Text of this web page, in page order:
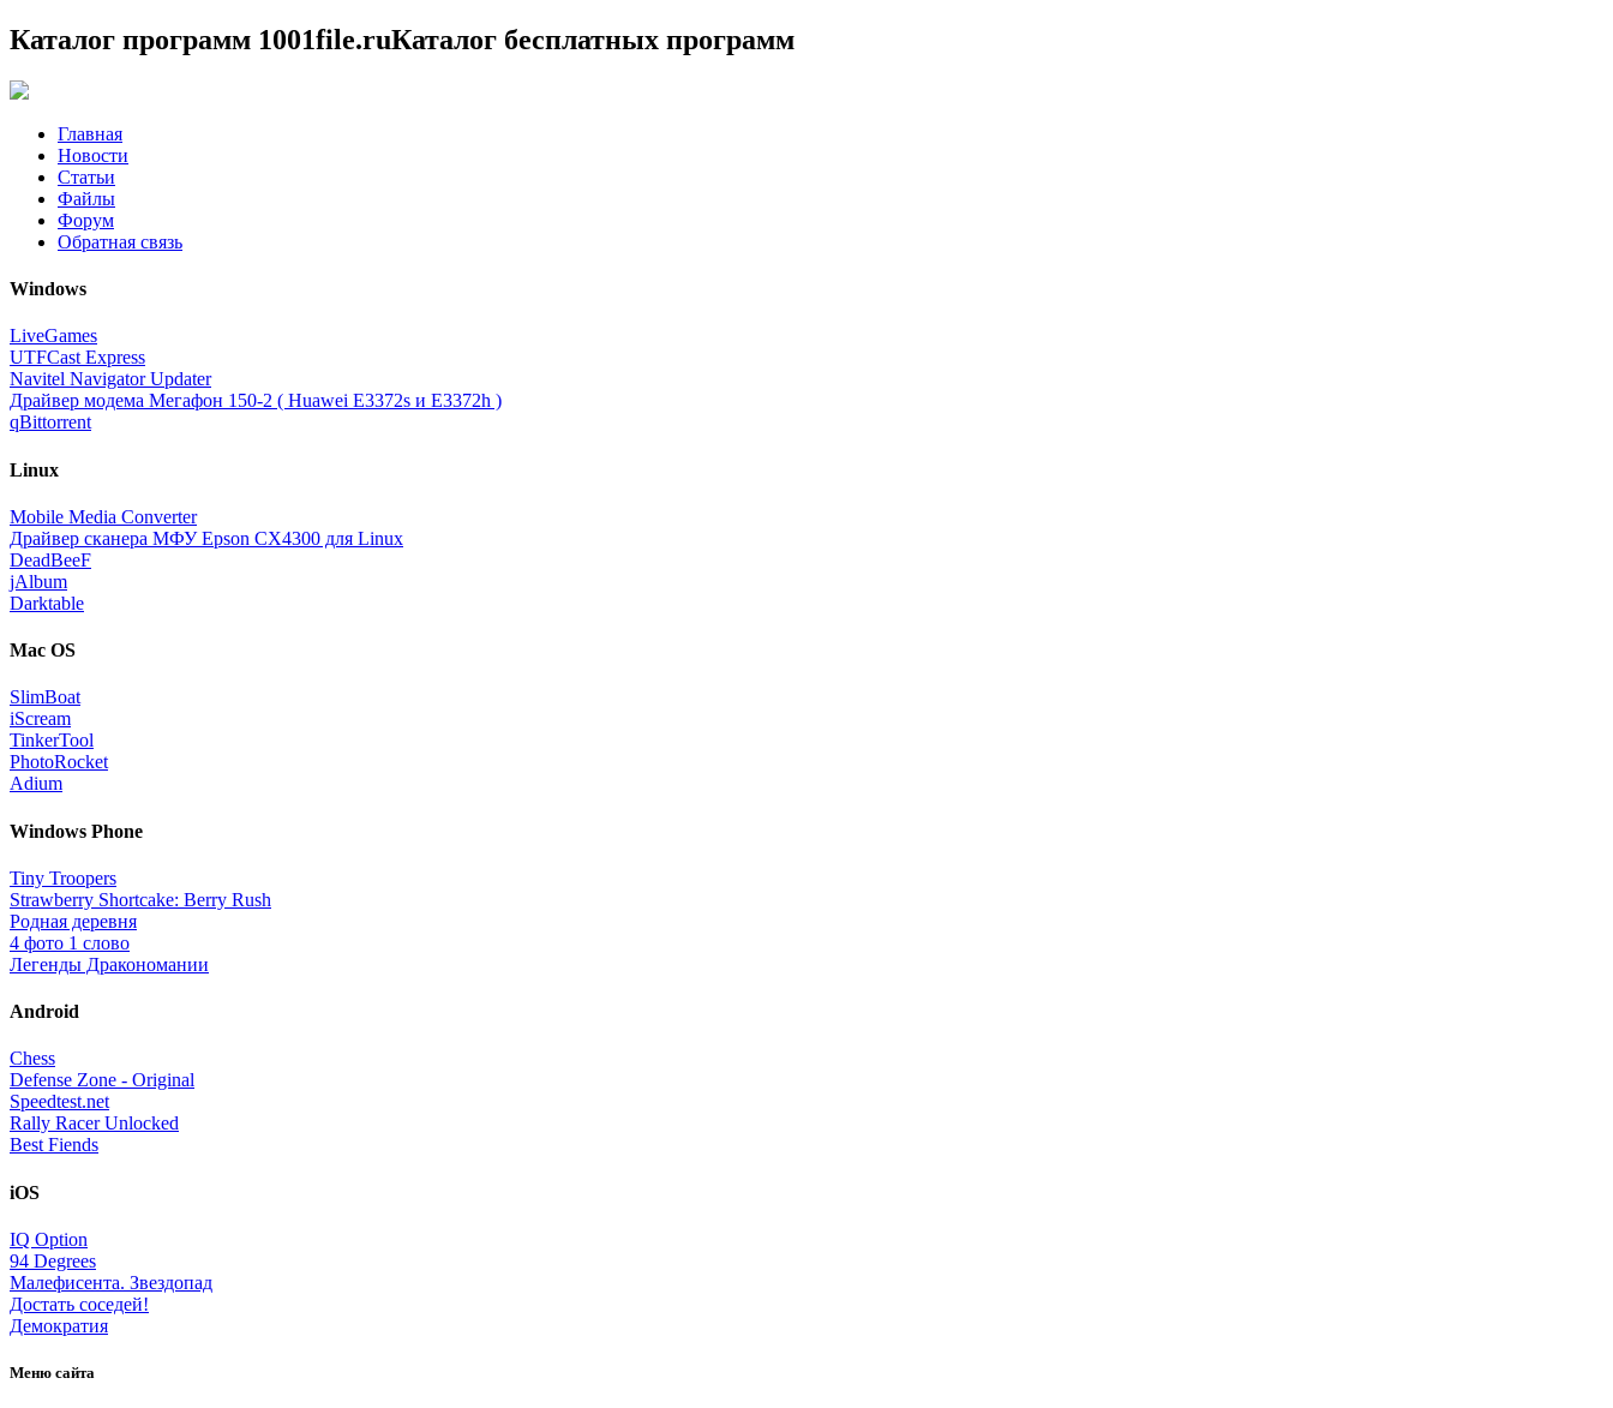
Каталог программ 1001file.ruКаталог бесплатных программ
Главная
Новости
Статьи
Файлы
Форум
Обратная связь
Windows
LiveGames
UTFCast Express
Navitel Navigator Updater
Драйвер модема Мегафон 150-2 ( Huawei E3372s и E3372h )
qBittorrent
Linux
Mobile Media Converter
Драйвер сканера МФУ Epson CX4300 для Linux
DeadBeeF
jAlbum
Darktable
Mac OS
SlimBoat
iScream
TinkerTool
PhotoRocket
Adium
Windows Phone
Tiny Troopers
Strawberry Shortcake: Berry Rush
Родная деревня
4 фото 1 слово
Легенды Дракономании
Android
Chess
Defense Zone - Original
Speedtest.net
Rally Racer Unlocked
Best Fiends
iOS
IQ Option
94 Degrees
Малефисента. Звездопад
Достать соседей!
Демократия
Меню сайта